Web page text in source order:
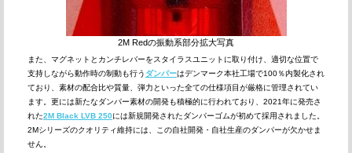
2M Redの振動系部分拡大写真
また、マグネットとカンチレバーをスタイラスユニットに取り付け、適切な位置で
支持しながら動作時の制動も行う ダンパーはデンマーク本社工場で100％内製化され
ており、素材の配合比や質量、弾力といった全ての仕様項目が厳格に管理されてい
ます。更には新たなダンパー素材の開発も積極的に行われており、2021年に発売さ
れた2M Black LVB 250には新規開発されたダンパーゴムが初めて採用されました。
2Mシリーズのクオリティ維持には、この自社開発・自社生産のダンパーが欠かせま
せん。